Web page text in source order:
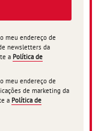
meu endereço de
newsletters da
a Política de
meu endereço de
de marketing da
a Política de